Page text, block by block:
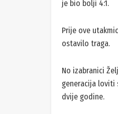
je bio bolji 4:1.
Prije ove
ostavilo traga.
No izabranici
generacija loviti
dvije godine.